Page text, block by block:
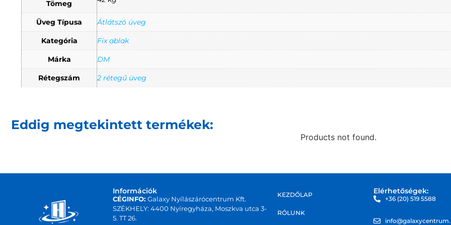
Tömeg
Üveg Típusa Átlátszó üveg
Kategória Fix ablak
Márka DM
Rétegszám 2 rétegű üveg
Eddig megtekintett termékek:
Products not found.
Információk
CÉGINFO:Galaxy Nyílászárócentrum Kft.
SZÉKHELY: 4400 Nyíregyháza, Moszkva utca 3-
5. TT 26.
KEZDŐLAP
RÓLUNK
Elérhetőségek:
+36 (20) 519 5588